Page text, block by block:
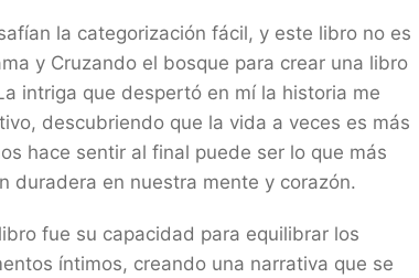
la categorización fácil, y este libro no es
y Cruzando el bosque para crear una libro
intriga que despertó en mí la historia me
descubriendo que la vida a veces es más
hace sentir al final puede ser lo que más
duradera en nuestra mente y corazón.
fue su capacidad para equilibrar los
íntimos, creando una narrativa que se